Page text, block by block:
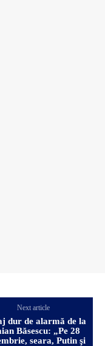
Next article
dur de alarmă de la
Băsescu: „Pe 28
seara, Putin şi